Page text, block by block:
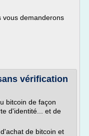
vous demanderons
vérification
bitcoin de façon
d'identité... et de
de bitcoin et